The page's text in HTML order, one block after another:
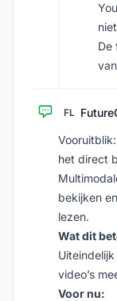
De
FL
het direct
bekijken
lezen.
Wat dit
video’s
Voor nu: